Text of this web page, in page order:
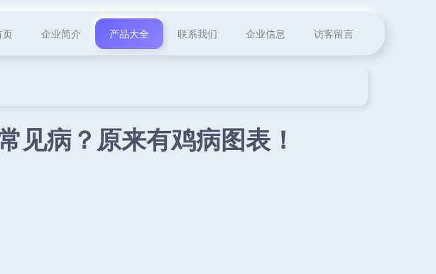
页 企业简介 产品大全 联系我们 企业信息 访客留言
见病？原来有鸡病图表！